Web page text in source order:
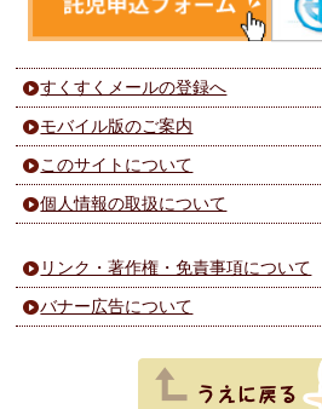
すくすくメールの登録へ
モバイル版のご案内
このサイトについて
個人情報の取扱について
リンク・著作権・免責事項について
バナー広告について